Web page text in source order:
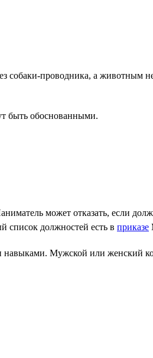
собаки-проводника, а животным
быть обоснованными.
может отказать, если
список должностей есть в приказе
Мужской или женский